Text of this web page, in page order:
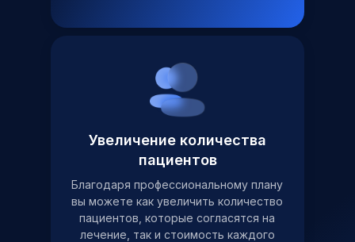
Благодаря профессиональному плану
вы можете как увеличить количество
пациентов, которые согласятся на
лечение, так и стоимость каждого
Увеличение количества
пациентов